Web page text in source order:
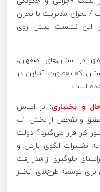
بحران مدیریت یا بحران
این نشست پیش روی
در استان‌های اصفهان،
که به‌صورت آنلاین در
است.
و بختیاری: بر اساس
و تفحص از بخش آب
کار قرار می‌گیرد؟ دولت
تغییرات الگوی بارش و
جلوگیری از هدر رفت
برای توسعه طرح‌های آبخیز